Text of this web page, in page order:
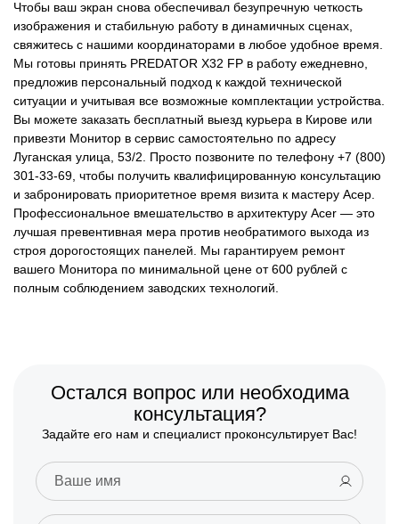
Чтобы ваш экран снова обеспечивал безупречную четкость
изображения и стабильную работу в динамичных сценах,
свяжитесь с нашими координаторами в любое удобное время.
Мы готовы принять PREDATOR X32 FP в работу ежедневно,
предложив персональный подход к каждой технической
ситуации и учитывая все возможные комплектации устройства.
Вы можете заказать бесплатный выезд курьера в Кирове или
привезти Монитор в сервис самостоятельно по адресу
Луганская улица, 53/2. Просто позвоните по телефону +7 (800)
301-33-69, чтобы получить квалифицированную консультацию
и забронировать приоритетное время визита к мастеру Асер.
Профессиональное вмешательство в архитектуру Acer — это
лучшая превентивная мера против необратимого выхода из
строя дорогостоящих панелей. Мы гарантируем ремонт
вашего Монитора по минимальной цене от 600 рублей с
полным соблюдением заводских технологий.
Остался вопрос или необходима
консультация?
Задайте его нам и специалист проконсультирует Вас!